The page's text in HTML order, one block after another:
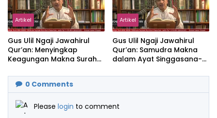
Artikel
Gus Ulil Ngaji Jawahirul
Qur’an: Menyingkap
Keagungan Makna Surah
Artikel
Gus Ulil Ngaji Jawahirul
Qur’an: Samudra Makna
dalam Ayat Singgasana-
0 Comments
Please login to comment